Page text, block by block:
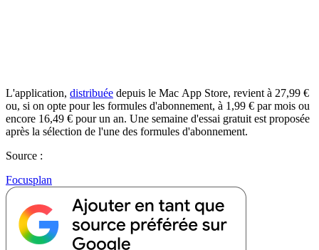
L'application, distribuée depuis le Mac App Store, revient à 27,99 €
ou, si on opte pour les formules d'abonnement, à 1,99 € par mois ou
encore 16,49 € pour un an. Une semaine d'essai gratuit est proposée
après la sélection de l'une des formules d'abonnement.
Source :
Focusplan